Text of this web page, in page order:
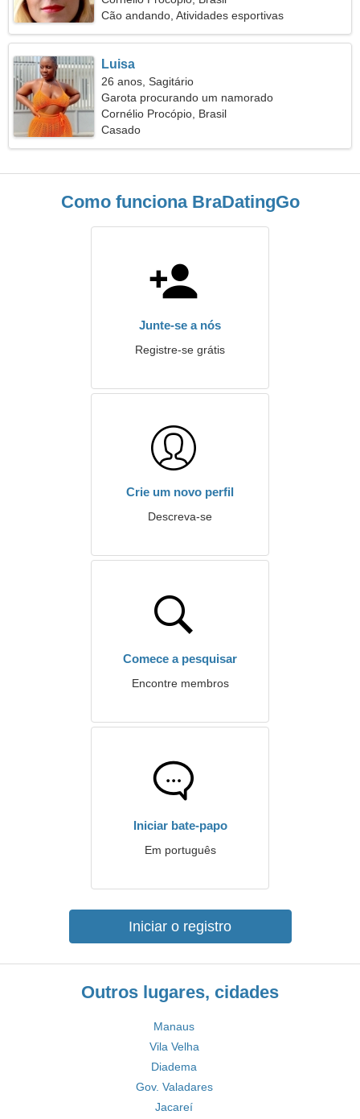
Cão andando, Atividades esportivas
Luisa
26 anos, Sagitário
Garota procurando um namorado
Cornélio Procópio, Brasil
Casado
Como funciona BraDatingGo
Junte-se a nós
Registre-se grátis
Crie um novo perfil
Descreva-se
Comece a pesquisar
Encontre membros
Iniciar bate-papo
Em português
Iniciar o registro
Outros lugares, cidades
Manaus
Vila Velha
Diadema
Gov. Valadares
Jacareí